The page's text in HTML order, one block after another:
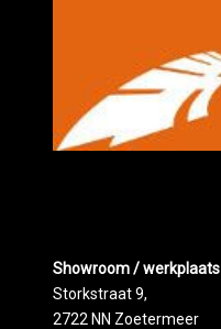
Showroom / werkplaats
Storkstraat 9,
2722 NN Zoetermeer